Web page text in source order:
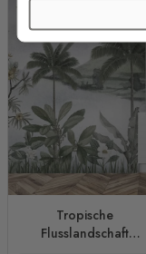
Tropische
Flusslandschaft